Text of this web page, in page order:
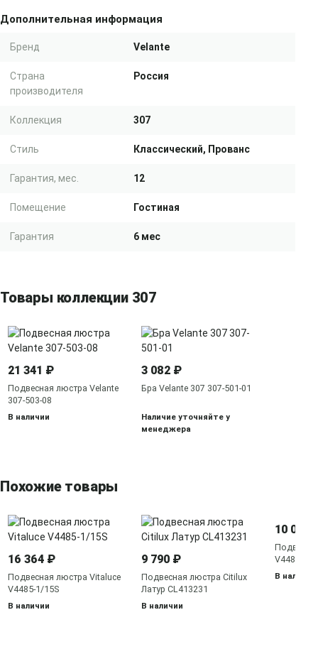
Дополнительная информация
Бренд Velante
Страна
производителя
Россия
Коллекция 307
Стиль Классический, Прованс
Гарантия, мес. 12
Помещение Гостиная
Гарантия 6 мес
Товары коллекции 307
21 341 ₽
Подвесная люстра Velante
307-503-08
В наличии
3 082 ₽
Бра Velante 307 307-501-01
Наличие уточняйте у
менеджера
Похожие товары
16 364 ₽
Подвесная люстра Vitaluce
V4485-1/15S
В наличии
9 790 ₽
Подвесная люстра Citilux
Латур CL413231
В наличии
10 000
V4481-1/
В наличии